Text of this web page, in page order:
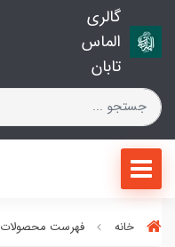
گالری
الماس
تابان
خانه فهرست محصولات